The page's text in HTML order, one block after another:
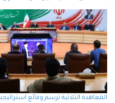
المعاهدة الثلاثية ترسم وقائع